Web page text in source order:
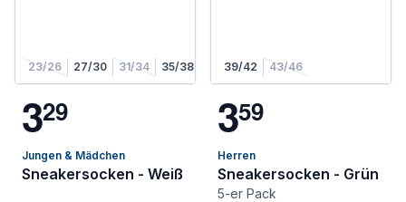
23/26 27/30 31/34 35/38
329
Jungen & Mädchen
Sneakersocken - Weiß
39/42 43/46
359
Herren
Sneakersocken - Grün
5-er Pack